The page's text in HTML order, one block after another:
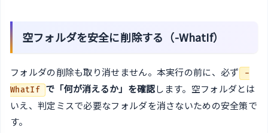
空フォルダを安全に削除する（-WhatIf）
フォルダの削除も取り消せません。本実行の前に、必ず
-
WhatIf で「何が消えるか」を確認します。空フォルダとは
いえ、判定ミスで必要なフォルダを消さないための安全策で
す。